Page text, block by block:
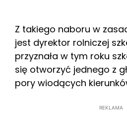
Z takiego naboru w
jest dyrektor rolniczej
przyznała w tym roku
się otworzyć jednego z
pory wiodących
REKLAMA